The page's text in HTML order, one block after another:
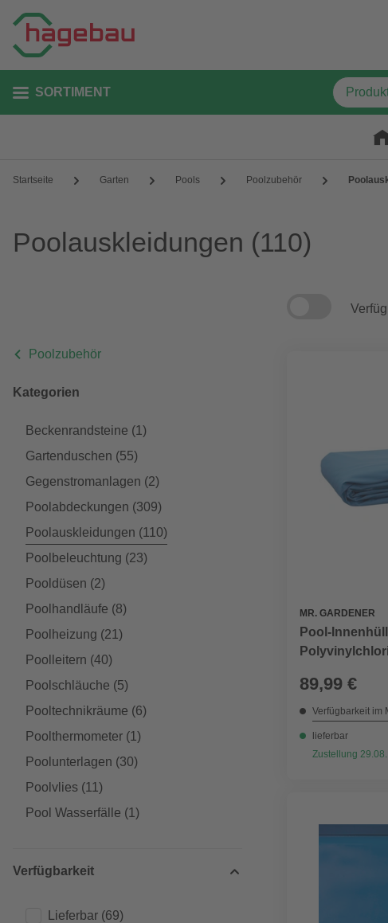
SORTIMENT
Startseite Garten Pools Poolzubehör
Poolauskleidungen (110)
Poolzubehör
Kategorien
Beckenrandsteine (1)
Gartenduschen (55)
Gegenstromanlagen (2)
Poolabdeckungen (309)
Poolauskleidungen (110)
Poolbeleuchtung (23)
Pooldüsen (2)
Poolhandläufe (8)
Poolheizung (21)
Poolleitern (40)
Poolschläuche (5)
Pooltechnikräume (6)
Poolthermometer (1)
Poolunterlagen (30)
Poolvlies (11)
Pool Wasserfälle (1)
Verfügbarkeit
Lieferbar (69)
MR. GARDENER
Pool-
89,99 €
Verfügbarkeit im
lieferbar
Zustellung